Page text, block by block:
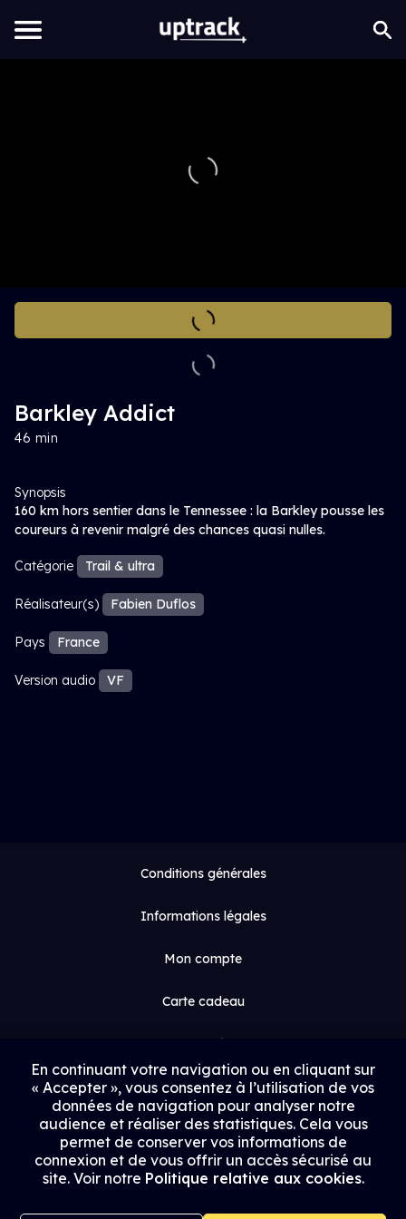
Barkley Addict
46 min
Synopsis
160 km hors sentier dans le Tennessee : la Barkley pousse les
coureurs à revenir malgré des chances quasi nulles.
Catégorie Trail & ultra
Réalisateur(s) Fabien Duflos
Pays France
Version audio VF
Conditions générales
Informations légales
Mon compte
Carte cadeau
Espace médias
Contact
Proposer un film
Rejoindre Uptrack
En continuant votre navigation ou en cliquant sur
« Accepter », vous consentez à l’utilisation de vos
données de navigation pour analyser notre
audience et réaliser des statistiques. Cela vous
permet de conserver vos informations de
connexion et de vous offrir un accès sécurisé au
site. Voir notre Politique relative aux cookies.